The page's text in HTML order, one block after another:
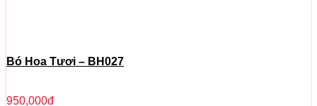
Bó Hoa Tươi – BH027
950,000đ